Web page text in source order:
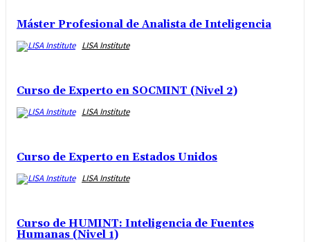
Máster Profesional de Analista de Inteligencia
LISA Institute
Curso de Experto en SOCMINT (Nivel 2)
LISA Institute
Curso de Experto en Estados Unidos
LISA Institute
Curso de HUMINT: Inteligencia de Fuentes
Humanas (Nivel 1)